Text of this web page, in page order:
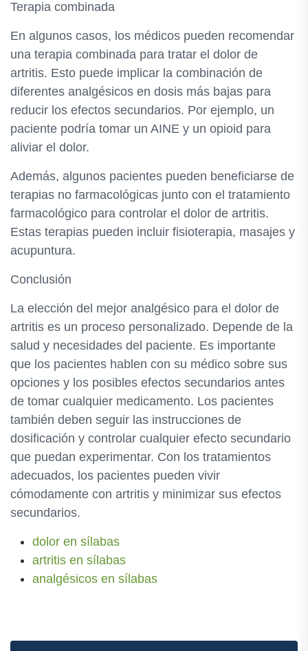
Terapia combinada
En algunos casos, los médicos pueden recomendar
una terapia combinada para tratar el dolor de
artritis. Esto puede implicar la combinación de
diferentes analgésicos en dosis más bajas para
reducir los efectos secundarios. Por ejemplo, un
paciente podría tomar un AINE y un opioid para
aliviar el dolor.
Además, algunos pacientes pueden beneficiarse de
terapias no farmacológicas junto con el tratamiento
farmacológico para controlar el dolor de artritis.
Estas terapias pueden incluir fisioterapia, masajes y
acupuntura.
Conclusión
La elección del mejor analgésico para el dolor de
artritis es un proceso personalizado. Depende de la
salud y necesidades del paciente. Es importante
que los pacientes hablen con su médico sobre sus
opciones y los posibles efectos secundarios antes
de tomar cualquier medicamento. Los pacientes
también deben seguir las instrucciones de
dosificación y controlar cualquier efecto secundario
que puedan experimentar. Con los tratamientos
adecuados, los pacientes pueden vivir
cómodamente con artritis y minimizar sus efectos
secundarios.
dolor en sílabas
artritis en sílabas
analgésicos en sílabas